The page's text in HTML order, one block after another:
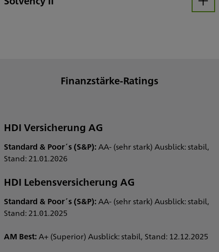
Öffnen
Finanzstärke-Ratings
HDI Versicherung AG
Standard & Poor´s (S&P): AA- (sehr stark) Ausblick: stabil,
Stand: 21.01.2026
HDI Lebensversicherung AG
Standard & Poor´s (S&P): AA- (sehr stark) Ausblick: stabil,
Stand: 21.01.2025
AM Best: A+ (Superior) Ausblick: stabil, Stand: 12.12.2025